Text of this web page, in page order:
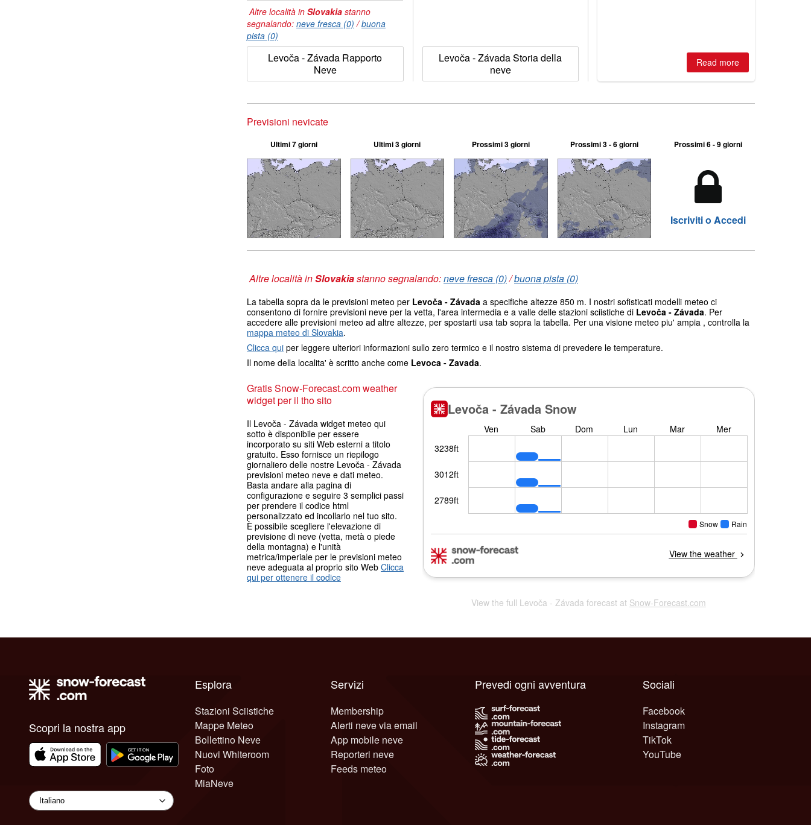
Altre località in Slovakia stanno
segnalando: neve fresca (0) /buona
pista (0)
Levoča - Závada Rapporto
Neve
Levoča - Závada Storia della
neve
Read more
Previsioni nevicate
Ultimi 7 giorni Ultimi 3 giorni Prossimi 3 giorni Prossimi 3 - 6 giorni Prossimi 6 - 9 giorni
Iscriviti o Accedi
Altre località inSlovakiastanno segnalando:neve fresca (0)/buona pista (0)
La tabella sopra da le previsioni meteo per Levoča - Závada a specifiche altezze 850 m. I nostri sofisticati modelli meteo ci
consentono di fornire previsioni neve per la vetta, l'area intermedia e a valle delle stazioni sciistiche di Levoča - Závada. Per
accedere alle previsioni meteo ad altre altezze, per spostarti usa tab sopra la tabella. Per una visione meteo piu' ampia , controlla la
mappa meteo di Slovakia.
Clicca qui per leggere ulteriori informazioni sullo zero termico e il nostro sistema di prevedere le temperature.
Il nome della localita' è scritto anche come Levoca - Zavada.
Gratis Snow-Forecast.com weather
widget per il tho sito
Il Levoča - Závada widget meteo qui
sotto è disponibile per essere
incorporato su siti Web esterni a titolo
gratuito. Esso fornisce un riepilogo
giornaliero delle nostre Levoča - Závada
previsioni meteo neve e dati meteo.
Basta andare alla pagina di
configurazione e seguire 3 semplici passi
per prendere il codice html
personalizzato ed incollarlo nel tuo sito.
È possibile scegliere l'elevazione di
previsione di neve (vetta, metà o piede
della montagna) e l'unità
metrica/imperiale per le previsioni meteo
neve adeguata al proprio sito Web Clicca
qui per ottenere il codice
View the full Levoča - Závada forecast at Snow-Forecast.com
Scopri la nostra app
Esplora
Stazioni Sciistiche
Mappe Meteo
Bollettino Neve
Nuovi Whiteroom
Foto
MiaNeve
Servizi
Membership
Alerti neve via email
App mobile neve
Reporteri neve
Feeds meteo
Sociali
Facebook
Instagram
TikTok
YouTube
Prevedi ogni avventura